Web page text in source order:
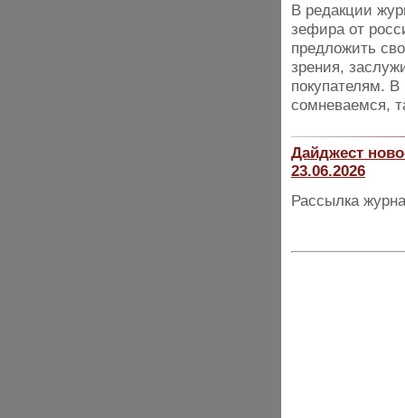
В редакции
зефира от
предложить
зрения,
покупателям.
сомневаемся,
Дайджест
23.06.2026
Рассылка